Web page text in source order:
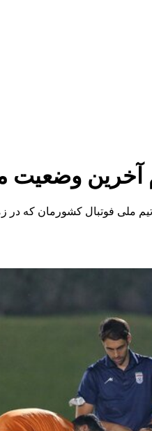
آخرین وضعیت
ملی فوتبال کشورمان که در